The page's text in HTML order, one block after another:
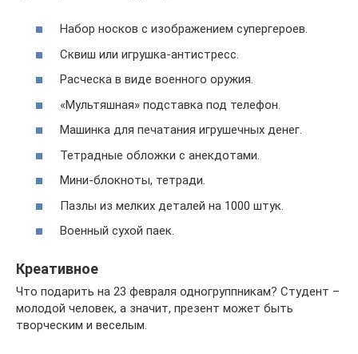
Набор носков с изображением супергероев.
Сквиш или игрушка-антистресс.
Расческа в виде военного оружия.
«Мультяшная» подставка под телефон.
Машинка для печатания игрушечных денег.
Тетрадные обложки с анекдотами.
Мини-блокноты, тетради.
Пазлы из мелких деталей на 1000 штук.
Военный сухой паек.
Креативное
Что подарить на 23 февраля одногруппникам? Студент –
молодой человек, а значит, презент может быть
творческим и веселым.